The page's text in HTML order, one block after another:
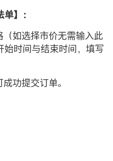
单】：
如选择市价无需输入此
时间与结束时间，填写
功提交订单。